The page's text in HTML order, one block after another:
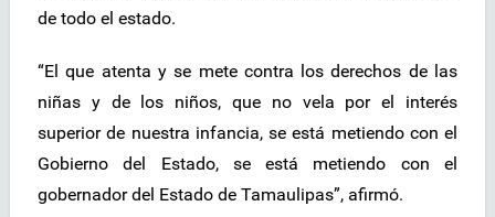
de todo el estado.
“El que atenta y se mete contra los derechos de las
niñas y de los niños, que no vela por el interés
superior de nuestra infancia, se está metiendo con el
Gobierno del Estado, se está metiendo con el
gobernador del Estado de Tamaulipas”, afirmó.